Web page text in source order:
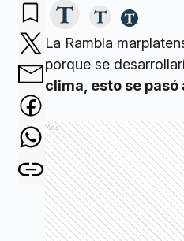
La Rambla
porque se
clima, esto se
Ads